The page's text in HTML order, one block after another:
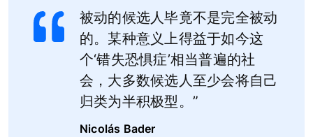
被动的候选人毕竟不是完全被动
的。某种意义上得益于如今这
个‘错失恐惧症’相当普遍的社
会，大多数候选人至少会将自己
归类为半积极型。”
Nicolás Bader